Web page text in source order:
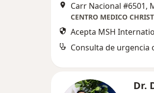
Carr Nacional #6501,
Acepta MSH
Consulta de urgencia
Dr.